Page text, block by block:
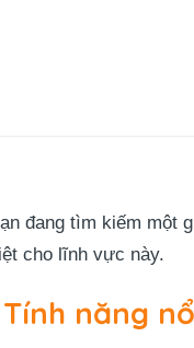
đang tìm kiếm một
cho lĩnh vực này.
Tính năng